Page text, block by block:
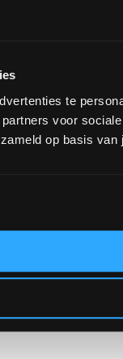
te
voor
op basis van